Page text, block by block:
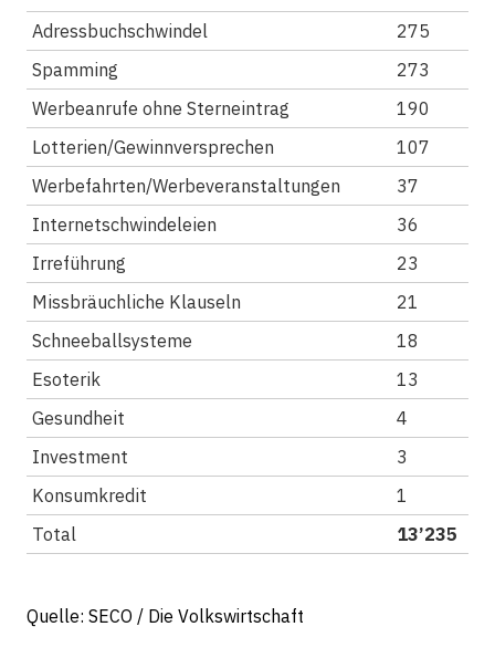
Adressbuchschwindel
275
Spamming
273
Werbeanrufe ohne Sterneintrag
190
Lotterien/Gewinnversprechen
107
Werbefahrten/Werbeveranstaltungen
37
Internetschwindeleien
36
Irreführung
23
Missbräuchliche Klauseln
21
Schneeballsysteme
18
Esoterik
13
Gesundheit
4
Investment
3
Konsumkredit
1
Total
13’235
Quelle: SECO / Die Volkswirtschaft